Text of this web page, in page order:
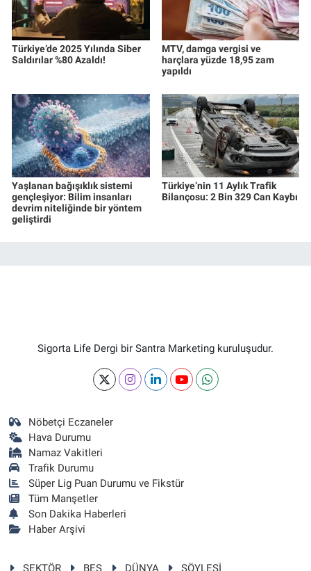
Türkiye’de 2025 Yılında Siber
Saldırılar %80 Azaldı!
MTV, damga vergisi ve
harçlara yüzde 18,95 zam
yapıldı
Yaşlanan bağışıklık sistemi
gençleşiyor: Bilim insanları
devrim niteliğinde bir yöntem
geliştirdi
Türkiye’nin 11 Aylık Trafik
Bilançosu: 2 Bin 329 Can Kaybı
Sigorta Life Dergi bir Santra Marketing kuruluşudur.
Nöbetçi Eczaneler
Hava Durumu
Namaz Vakitleri
Trafik Durumu
Süper Lig Puan Durumu ve Fikstür
Tüm Manşetler
Son Dakika Haberleri
Haber Arşivi
SEKTÖR BES DÜNYA SÖYLEŞİ